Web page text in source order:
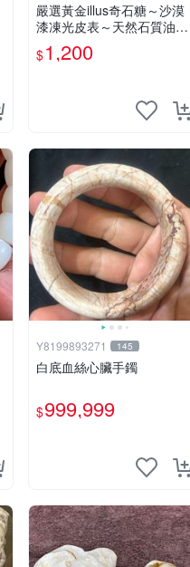
嚴選黃金illus奇石糖～沙漠
漆凍光皮表～天然石質油潤
～年久包漿～光亮滑順～適
合賞玩、珍藏、陳設～到手
$1,200
Y8199893271 145
白底血絲心臟手鐲
$999,999